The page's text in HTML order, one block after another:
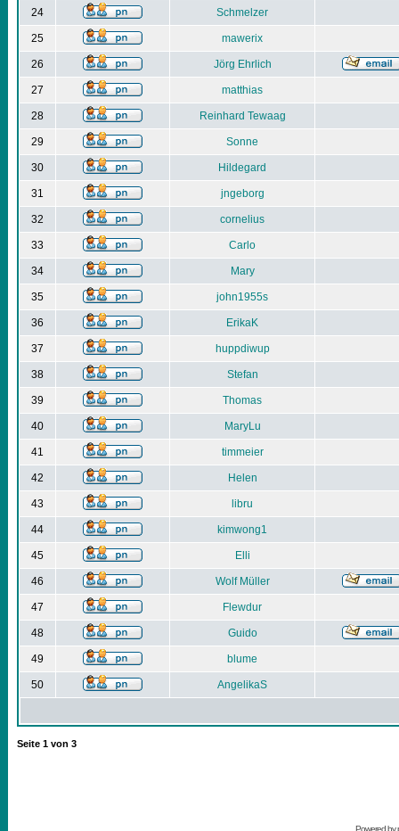
24 Schmelzer
25 mawerix
26 Jörg Ehrlich
27 matthias
28 Reinhard Tewaag
29 Sonne
30 Hildegard
31 jngeborg
32 cornelius
33 Carlo
34 Mary
35 john1955s
36 ErikaK
37 huppdiwup
38 Stefan
39 Thomas
40 MaryLu
41 timmeier
42 Helen
43 libru
44 kimwong1
45 Elli
46 Wolf Müller
47 Flewdur
48 Guido
49 blume
50 AngelikaS
Seite 1 von 3
Powered by